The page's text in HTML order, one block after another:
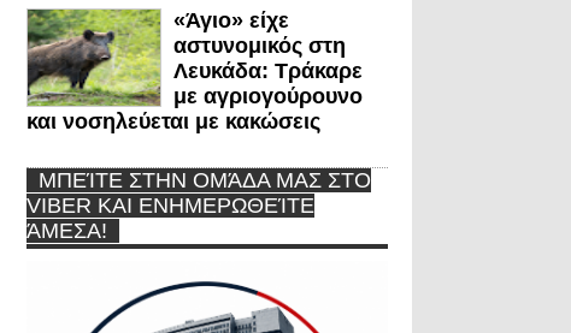
«Άγιο» είχε
αστυνομικός στη
Λευκάδα: Τράκαρε
με αγριογούρουνο
και νοσηλεύεται με κακώσεις
ΜΠΕΊΤΕ ΣΤΗΝ ΟΜΆΔΑ ΜΑΣ ΣΤΟ
VIBER ΚΑΙ ΕΝΗΜΕΡΩΘΕΊΤΕ
ΆΜΕΣΑ!